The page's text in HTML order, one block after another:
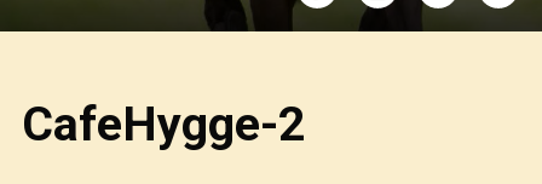
CafeHygge-2